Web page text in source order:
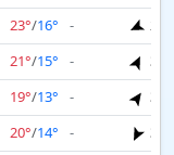
23°/16° -
2
21°/15° -
3
19°/13° -
3
20°/14° - 3